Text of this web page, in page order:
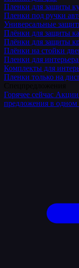
Пленки для защиты
Пленки под ручки
Универсальные
Плёнки для защиты
Плёнки для защиты
Плёнки на стойки
Пленки для
Комплекты для
Пленки только на
Горячее сейчас Акции
предложения в одном